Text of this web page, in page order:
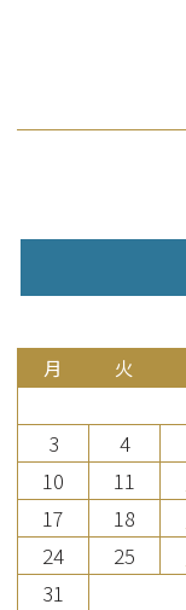
月 火
3
4
10
11
17
18
24
25
31